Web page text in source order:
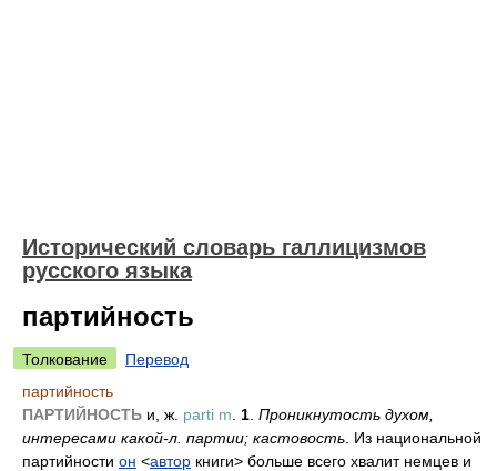
Исторический словарь галлицизмов
русского языка
партийность
Толкование
Перевод
партийность
ПАРТИЙНОСТЬ и, ж. parti m 1 Проникнутость духом,
интересами какой-л. партии; кастовость . Из национальной
партийности он <автор книги> больше всего хвалит немцев и